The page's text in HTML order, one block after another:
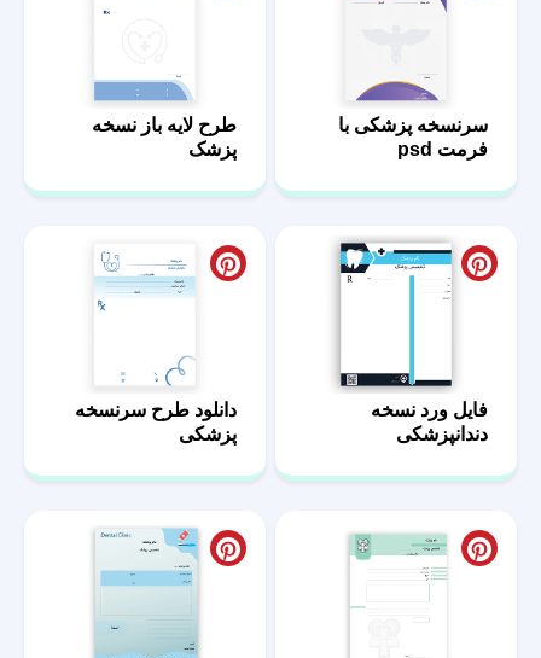
سرنسخه پزشکی با
فرمت psd
طرح لایه باز نسخه
پزشک
فایل ورد نسخه
دندانپزشکی
دانلود طرح سرنسخه
پزشکی